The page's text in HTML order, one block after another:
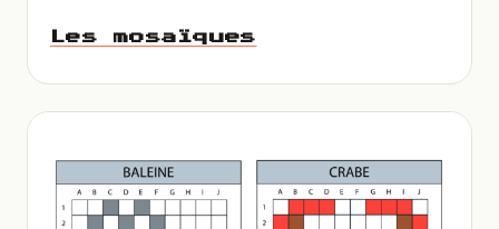
Les mosaïques